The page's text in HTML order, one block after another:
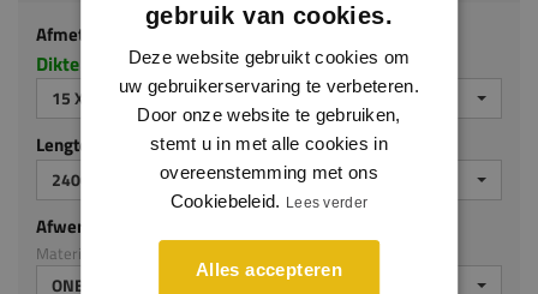
Afmeting
Dikte x hoogte in millimeters
15 X 90 MM
Lengte (mm)
2400
Afwerking
Materiaal: Grenen
ONBEHANDELD
gebruik van cookies.
Deze website gebruikt cookies om
uw gebruikerservaring te verbeteren.
Door onze website te gebruiken,
stemt u in met alle cookies in
overeenstemming met ons
Cookiebeleid. Lees verder
Alles accepteren